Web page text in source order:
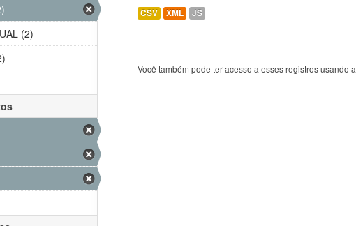
CSV XML JS
Você também pode ter acesso a esses registros usando a
(2)